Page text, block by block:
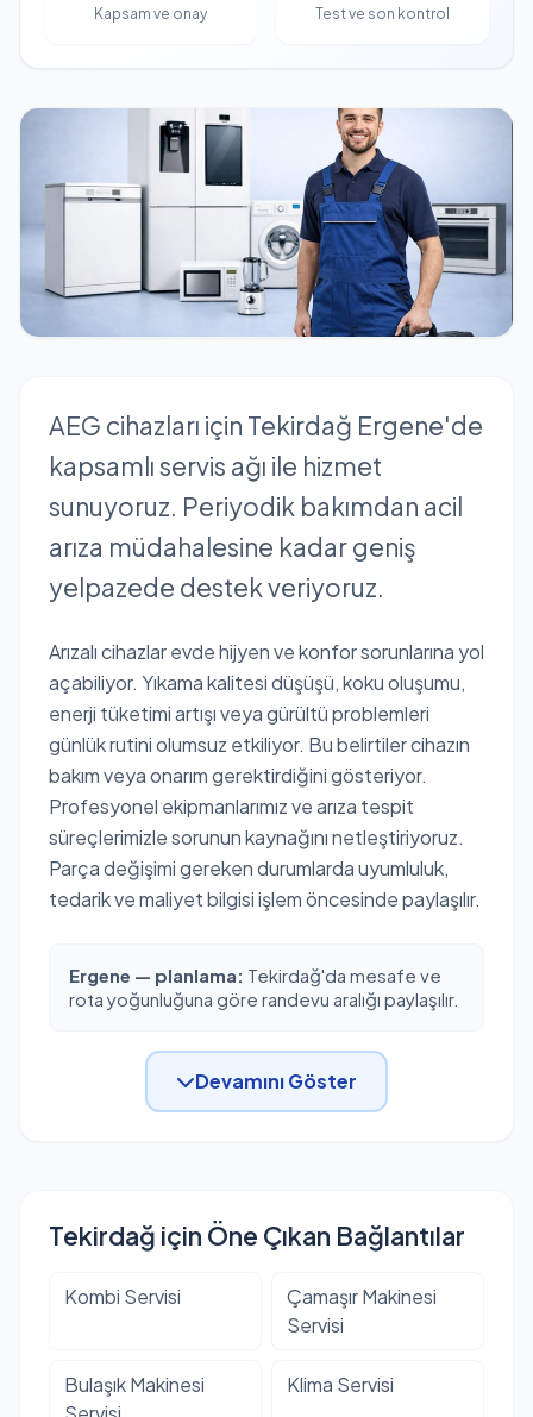
Kapsam ve onay Test ve son kontrol
AEG cihazları için Tekirdağ Ergene'de
kapsamlı servis ağı ile hizmet
sunuyoruz. Periyodik bakımdan acil
arıza müdahalesine kadar geniş
yelpazede destek veriyoruz.
Arızalı cihazlar evde hijyen ve konfor sorunlarına yol
açabiliyor. Yıkama kalitesi düşüşü, koku oluşumu,
enerji tüketimi artışı veya gürültü problemleri
günlük rutini olumsuz etkiliyor. Bu belirtiler cihazın
bakım veya onarım gerektirdiğini gösteriyor.
Profesyonel ekipmanlarımız ve arıza tespit
süreçlerimizle sorunun kaynağını netleştiriyoruz.
Parça değişimi gereken durumlarda uyumluluk,
tedarik ve maliyet bilgisi işlem öncesinde paylaşılır.
Ergene — planlama: Tekirdağ'da mesafe ve
rota yoğunluğuna göre randevu aralığı paylaşılır.
Devamını Göster
Tekirdağ için Öne Çıkan Bağlantılar
Kombi Servisi
Çamaşır Makinesi
Servisi
Bulaşık Makinesi
Klima Servisi